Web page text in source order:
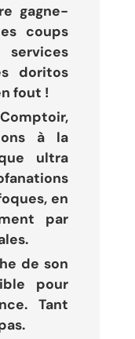
gagne-
coups
doritos
fout !
à la
ultra
en
par
de son
pour
Tant